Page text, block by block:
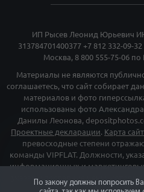
ИП Рысев Леонид Юрьевич
313784701400377 +7 812 332-09-32
Москва, 8 800 555-75-06 по
Материалы не являются
соглашаетесь, что сайт собирает
материалов и фото
использованы фото
Данилы Леонова,
Проектные декларации. Карта
превосходные степени
команды VIPFLAT. Должности,
информационных и
указаны последние цены,
«Мета», и принадлежащие ей
По закону должны попросить